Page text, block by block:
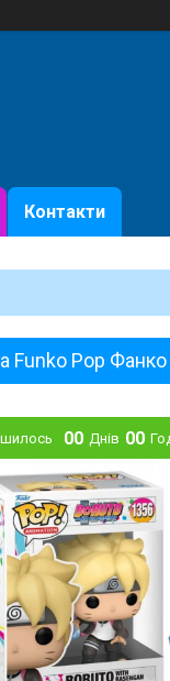
Контакти
Funko Pop
00 Днів 00